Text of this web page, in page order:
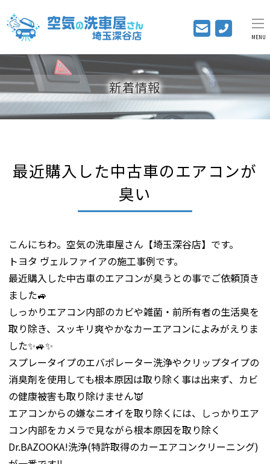
MENU
新着情報
最近購入した中古車のエアコンが
臭い
こんにちわ。空気の洗車屋さん【埼玉深谷店】です。
トヨタ ヴェルファイアの施工事例です。
最近購入した中古車のエアコンが臭うとの事でご依頼頂き
ました🚙
しっかりエアコン内部のカビや雑菌・前所有者の生活臭を
取り除き、スッキリ爽やかなカーエアコンによみがえりま
した✨🚙✨
スプレータイプのエバポレーター洗浄やクリップタイプの
消臭剤を使用しても根本原因は取り除く事は出来ず、カビ
の健康被害も取り除けません👿
エアコンからの嫌なニオイを取り除くには、しっかりエア
コン内部をカメラで見ながら根本原因を取り除く
Dr.BAZOOKA!洗浄(特許取得のカーエアコンクリーニング)